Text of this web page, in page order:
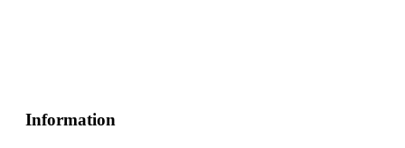
Information